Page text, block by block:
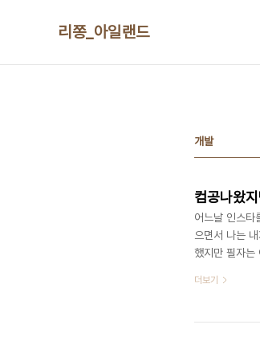
리쫑_아일랜드
개발
컴공나왔
어느날 인스타
으면서 나는
했지만 필자는
지는 프로그
생각했지만,
더보기